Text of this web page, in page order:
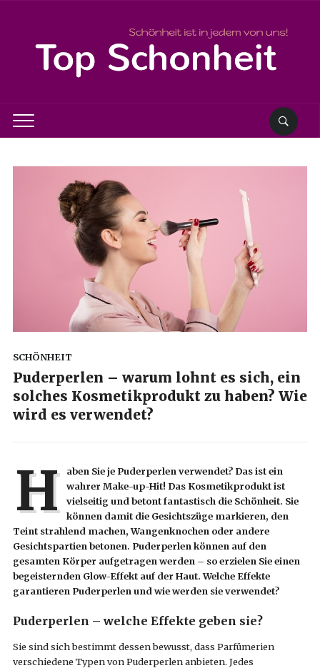
SCHÖNHEIT
Puderperlen – warum lohnt es sich, ein
solches Kosmetikprodukt zu haben? Wie
wird es verwendet?
H
aben Sie je Puderperlen verwendet? Das ist ein
wahrer Make-up-Hit! Das Kosmetikprodukt ist
vielseitig und betont fantastisch die Schönheit. Sie
können damit die Gesichtszüge markieren, den
Teint strahlend machen, Wangenknochen oder andere
Gesichtspartien betonen. Puderperlen können auf den
gesamten Körper aufgetragen werden – so erzielen Sie einen
begeisternden Glow-Effekt auf der Haut. Welche Effekte
garantieren Puderperlen und wie werden sie verwendet?
Puderperlen – welche Effekte geben sie?
Sie sind sich bestimmt dessen bewusst, dass Parfümerien
verschiedene Typen von Puderperlen anbieten. Jedes